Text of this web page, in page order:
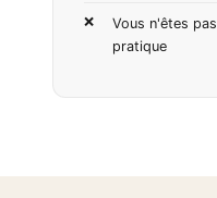
Vous n'êtes
pratique